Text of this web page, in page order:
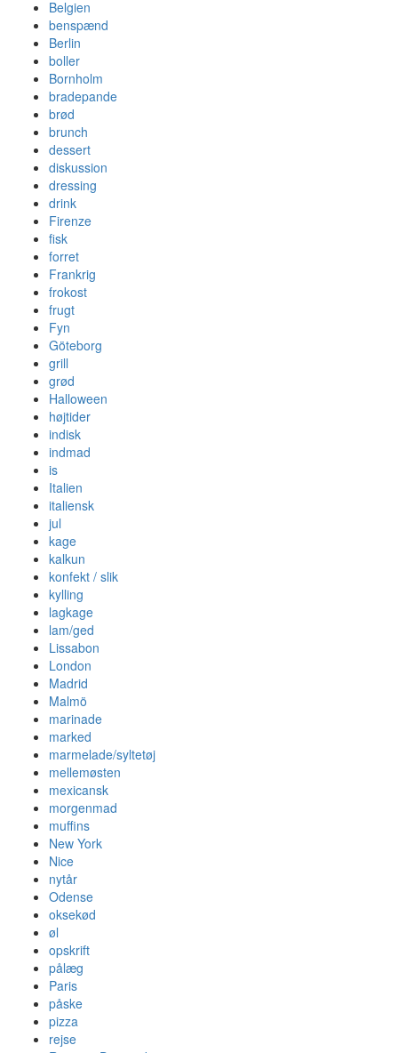
Belgien
benspænd
Berlin
boller
Bornholm
bradepande
brød
brunch
dessert
diskussion
dressing
drink
Firenze
fisk
forret
Frankrig
frokost
frugt
Fyn
Göteborg
grill
grød
Halloween
højtider
indisk
indmad
is
Italien
italiensk
jul
kage
kalkun
konfekt / slik
kylling
lagkage
lam/ged
Lissabon
London
Madrid
Malmö
marinade
marked
marmelade/syltetøj
mellemøsten
mexicansk
morgenmad
muffins
New York
Nice
nytår
Odense
oksekød
øl
opskrift
pålæg
Paris
påske
pizza
rejse